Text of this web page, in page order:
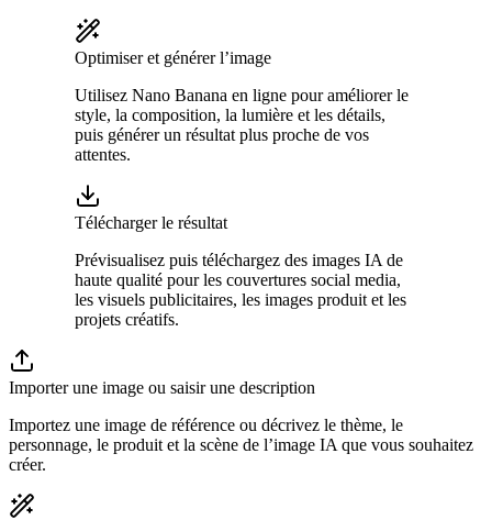
Optimiser et générer l’image
Utilisez Nano Banana en ligne pour améliorer le
style, la composition, la lumière et les détails,
puis générer un résultat plus proche de vos
attentes.
Télécharger le résultat
Prévisualisez puis téléchargez des images IA de
haute qualité pour les couvertures social media,
les visuels publicitaires, les images produit et les
projets créatifs.
Importer une image ou saisir une description
Importez une image de référence ou décrivez le thème, le
personnage, le produit et la scène de l’image IA que vous souhaitez
créer.